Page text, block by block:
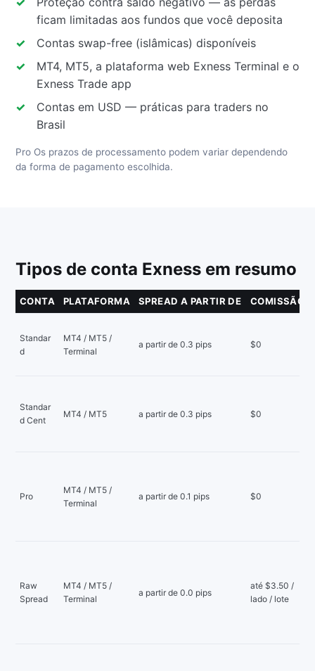
ficam limitadas aos fundos que você deposita
Contas swap-free (islâmicas) disponíveis
MT4, MT5, a plataforma web Exness Terminal e o
Exness Trade app
Contas em USD — práticas para traders no
Brasil
Pro Os prazos de processamento podem variar dependendo
da forma de pagamento escolhida.
Tipos de conta Exness em resumo
CONTA PLATAFORMA SPREAD A PARTIR DE COMISSÃO
Standar
d
MT4 / MT5 /
Terminal
a partir de 0.3 pips $0
Standar
d Cent
MT4 / MT5 a partir de 0.3 pips $0
Pro
MT4 / MT5 /
Terminal
a partir de 0.1 pips $0
Raw
Spread
MT4 / MT5 /
Terminal
a partir de 0.0 pips
até $3.50 /
lado / lote